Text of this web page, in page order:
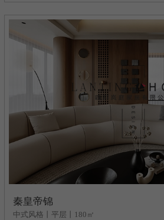
秦皇帝锦
中式风格丨平层丨180㎡